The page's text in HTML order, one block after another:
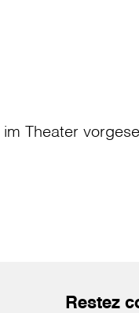
im Theater
Restez